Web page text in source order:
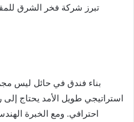
تبرز شركة فخر الشرق
بناء فندق في حائل ليس
استراتيجي طويل الأمد يحتاج
احترافي. ومع الخبرة